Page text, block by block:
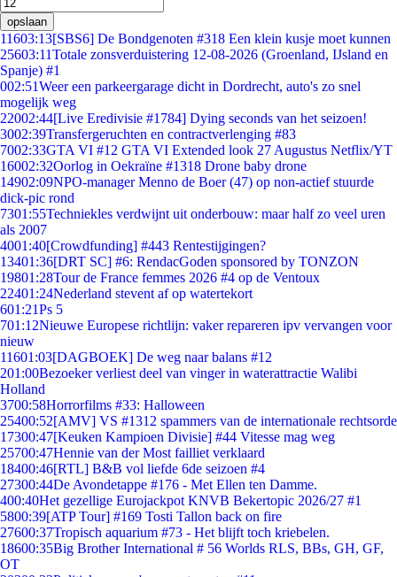
opslaan
11603:13[SBS6] De Bondgenoten #318 Een klein kusje moet kunnen
25603:11Totale zonsverduistering 12-08-2026 (Groenland, IJsland en
Spanje) #1
002:51Weer een parkeergarage dicht in Dordrecht, auto's zo snel
mogelijk weg
22002:44[Live Eredivisie #1784] Dying seconds van het seizoen!
3002:39Transfergeruchten en contractverlenging #83
7002:33GTA VI #12 GTA VI Extended look 27 Augustus Netflix/YT
16002:32Oorlog in Oekraïne #1318 Drone baby drone
14902:09NPO-manager Menno de Boer (47) op non-actief stuurde
dick-pic rond
7301:55Techniekles verdwijnt uit onderbouw: maar half zo veel uren
als 2007
4001:40[Crowdfunding] #443 Rentestijgingen?
13401:36[DRT SC] #6: RendacGoden sponsored by TONZON
19801:28Tour de France femmes 2026 #4 op de Ventoux
22401:24Nederland stevent af op watertekort
601:21Ps 5
701:12Nieuwe Europese richtlijn: vaker repareren ipv vervangen voor
nieuw
11601:03[DAGBOEK] De weg naar balans #12
201:00Bezoeker verliest deel van vinger in waterattractie Walibi
Holland
3700:58Horrorfilms #33: Halloween
25400:52[AMV] VS #1312 spammers van de internationale rechtsorde
17300:47[Keuken Kampioen Divisie] #44 Vitesse mag weg
25700:47Hennie van der Most failliet verklaard
18400:46[RTL] B&B vol liefde 6de seizoen #4
27300:44De Avondetappe #176 - Met Ellen ten Damme.
400:40Het gezellige Eurojackpot KNVB Bekertopic 2026/27 #1
5800:39[ATP Tour] #169 Tosti Tallon back on fire
27600:37Tropisch aquarium #73 - Het blijft toch kriebelen.
18600:35Big Brother International # 56 Worlds RLS, BBs, GH, GF,
OT